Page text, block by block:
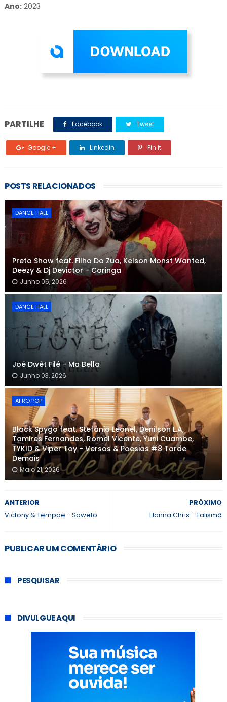
Ano:2023
PARTILHE Facebook Tweet
Google + Linkedin Pin it
POSTS RELACIONADOS
DANCE HALL
Preto Show feat. Filho Do Zua, Kelson Monst Wanted,
Deezy & Dj Devictor - Coringa
Junho 05, 2026
DANCE HALL
Joé Dwèt Filé - Ma Bella
Junho 03, 2026
AFRO POP
Black Spygo feat. Stefânia Leonel, Denilson L.A,
Tamires Fernandes, Romel Vicente, Yuni Cuambe,
TYKID & Viper Toy - Versos & Poesias #8 Tarde
Demais
Maio 21, 2026
PRÓXIMO
Hanna Chris - Talismã
ANTERIOR
Victony & Tempoe - Soweto
PUBLICAR UM COMENTÁRIO
PESQUISAR
DIVULGUE AQUI